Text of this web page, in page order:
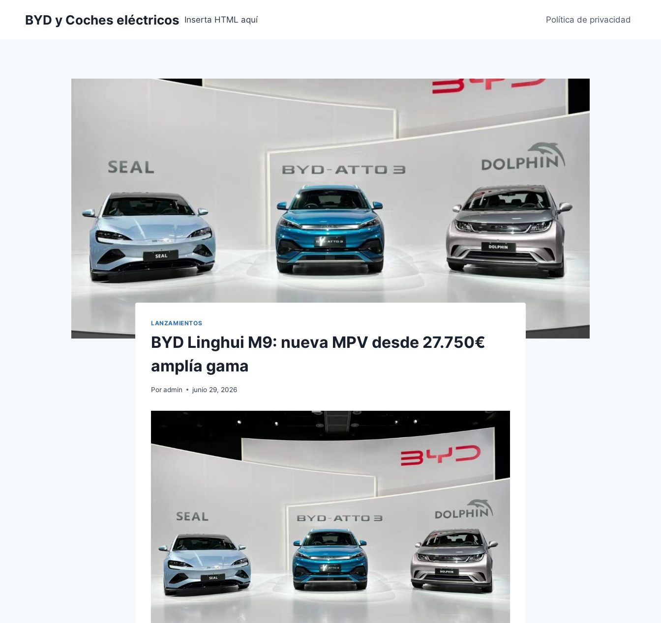
BYD y Coches eléctricos Inserta HTML aquí Política de privacidad
LANZAMIENTOS
BYD Linghui M9: nueva MPV desde 27.750€
amplía gama
Poradmin junio 29, 2026